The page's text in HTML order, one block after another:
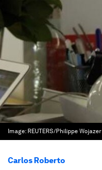
Image: REUTERS/Philippe Wojazer
Carlos Roberto